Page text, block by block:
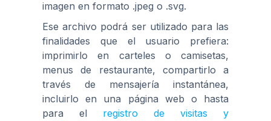
imagen en formato .jpeg o .svg.
Ese archivo podrá ser utilizado para las
finalidades que el usuario prefiera:
imprimirlo en carteles o camisetas,
menus de restaurante, compartirlo a
través de mensajería instantánea,
incluirlo en una página web o hasta
para el registro de visitas y